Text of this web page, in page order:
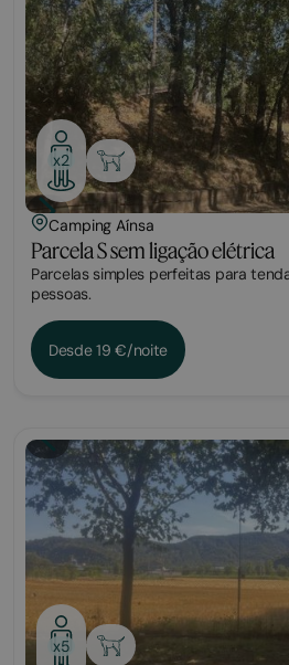
x2
Camping Aínsa
Parcela S sem ligação elétrica
Parcelas simples perfeitas para
pessoas.
Desde 19 €/noite
x5
Parcela